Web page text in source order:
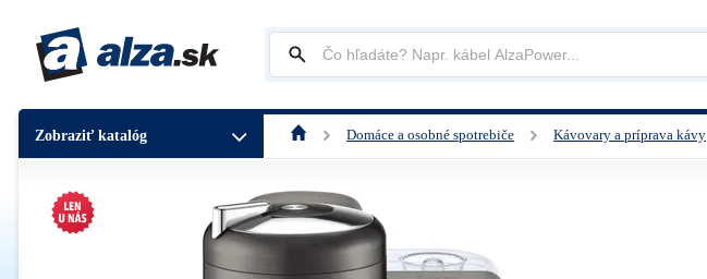
Zobraziť katalóg Domáce a osobné spotrebiče Kávovary a príprava kávy
Nespresso Sage Creatista Vertuo Black Stainless Steel